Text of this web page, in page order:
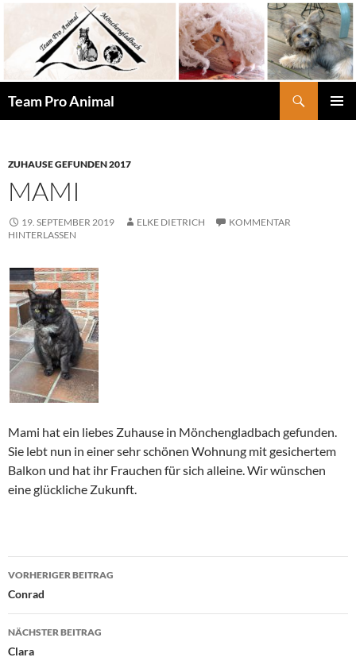
springen
Team Pro Animal
ZUHAUSE GEFUNDEN 2017
MAMI
19. SEPTEMBER 2019 ELKE DIETRICH
KOMMENTAR
HINTERLASSEN
Mami hat ein liebes Zuhause in Mönchengladbach gefunden.
Sie lebt nun in einer sehr schönen Wohnung mit gesichertem
Balkon und hat ihr Frauchen für sich alleine. Wir wünschen
eine glückliche Zukunft.
Beitragsnavigation
VORHERIGER BEITRAG
Conrad
NÄCHSTER BEITRAG
Clara